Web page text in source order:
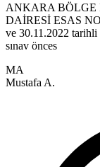
ANKARA BÖLGE
DAİRESİ ESAS
ve 30.11.2022 tarihli
sınav önces
MA
Mustafa A.